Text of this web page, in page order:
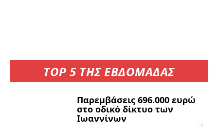
TOP 5 ΤΗΣ ΕΒΔΟΜΑΔΑΣ
Παρεμβάσεις 696.000 ευρώ
στο οδικό δίκτυο των
Ιωαννίνων